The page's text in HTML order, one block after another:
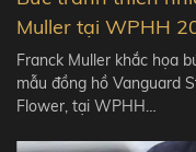
Muller tại WPHH
Franck Muller khắc họa
mẫu đồng hồ Vanguard
Flower, tại WPHH…